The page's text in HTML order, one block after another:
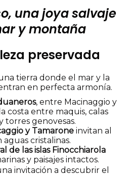
una joya salvaje
y montaña
preservada
tierra donde el mar y la
en perfecta armonía.
, entre Macinaggio y
costa entre maquis, calas
torres genovesas.
y Tamarone invitan al
aguas cristalinas.
de las islas Finocchiarola
y paisajes intactos.
invitación a descubrir el